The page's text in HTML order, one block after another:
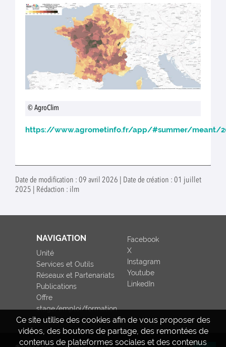
© AgroClim
https://www.agrometinfo.fr/app/#summer/meant/
Date de modification : 09 avril 2026 | Date de création : 01 juillet
2025 | Rédaction : ilm
Ce site utilise des cookies afin de vous proposer des
vidéos, des boutons de partage, des remontées de
contenus de plateformes sociales et des contenus
NAVIGATION
Unité
Services et Outils
Réseaux et Partenariats
Publications
Offre
stage/emploi/formation
Facebook
X
Instagram
Youtube
LinkedIn